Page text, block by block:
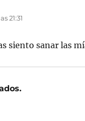
21:31
siento sanar las